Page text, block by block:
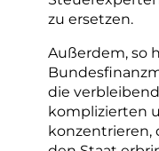
zu ersetzen.
Außerdem, so
die
komplizierten
konzentrieren,